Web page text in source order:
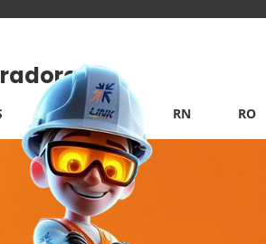
PB PI RN RO